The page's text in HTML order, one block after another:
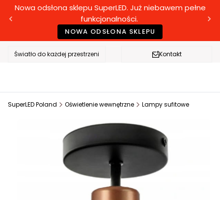
Nowa odsłona sklepu SuperLED. Już niebawem pełne
funkcjonalności.
NOWA ODSŁONA SKLEPU
Światło do każdej przestrzeni Kontakt
SuperLED Poland Oświetlenie wewnętrzne Lampy sufitowe